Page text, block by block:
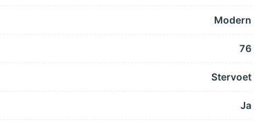
Modern
76
Stervoet
Ja